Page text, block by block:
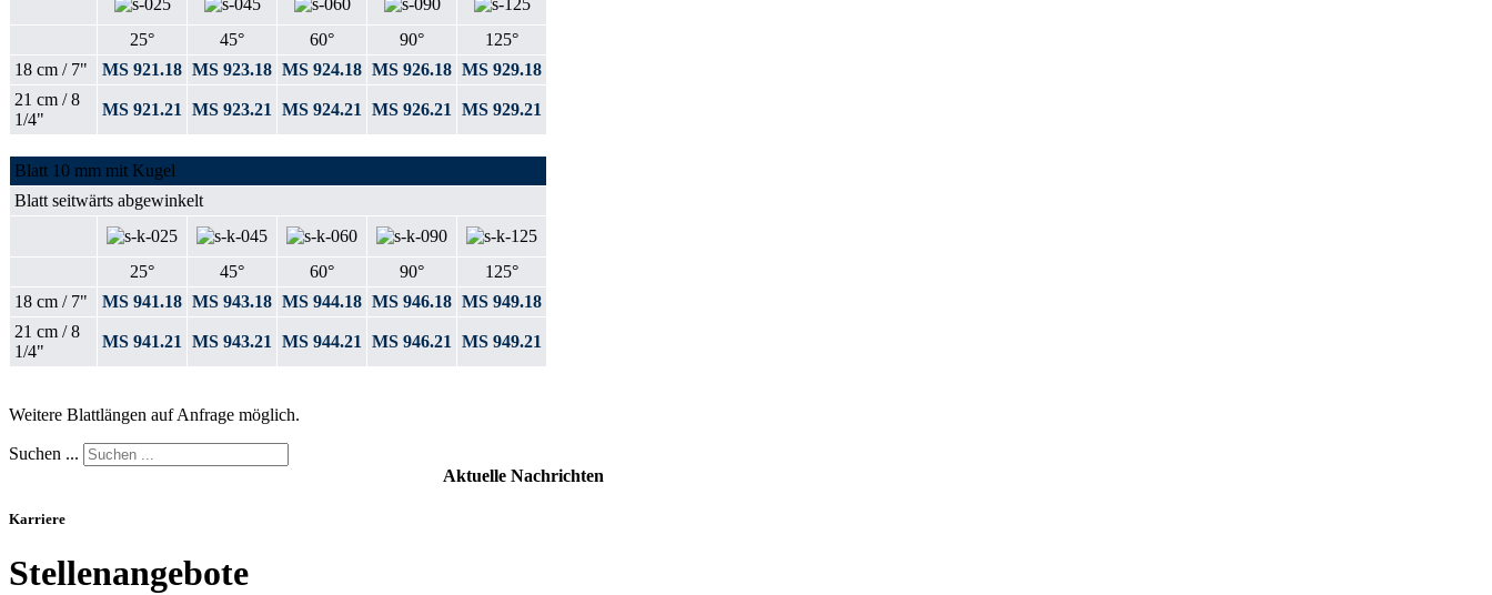
25° 45° 60° 90°
125°
18 cm / 7"
MS 921.18 MS 923.18 MS 924.18 MS 926.18 MS 929.18
21 cm / 8
1/4"
MS 921.21 MS 923.21 MS 924.21 MS 926.21 MS 929.21
Blatt 10 mm mit Kugel
Blatt seitwärts abgewinkelt
25° 45° 60° 90°
125°
18 cm / 7"
MS 941.18 MS 943.18 MS 944.18 MS 946.18 MS 949.18
21 cm / 8
1/4"
MS 941.21 MS 943.21 MS 944.21 MS 946.21 MS 949.21
Weitere Blattlängen auf Anfrage möglich.
Suchen ...
Aktuelle Nachrichten
Karriere
Stellenangebote